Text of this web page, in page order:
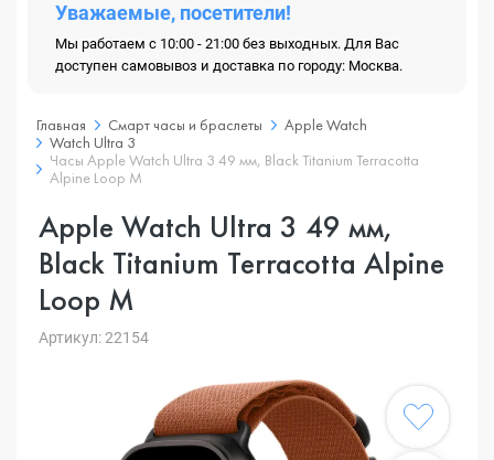
Уважаемые, посетители!
Мы работаем с 10:00 - 21:00 без выходных. Для Вас
доступен самовывоз и доставка по городу: Москва.
Главная Смарт часы и браслеты
Apple Watch
Watch Ultra 3
Часы Apple Watch Ultra 3 49 мм, Black Titanium Terracotta
Alpine Loop M
Apple Watch Ultra 3 49 мм,
Black Titanium Terracotta Alpine
Loop M
Артикул: 22154